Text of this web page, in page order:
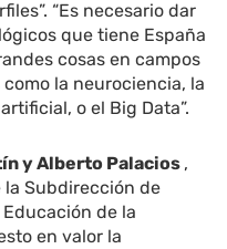
“Es necesario dar
que tiene España
cosas en campos
la neurociencia, la
o el Big Data”.
y Alberto Palacios ,
la Subdirección de
de la
en valor la